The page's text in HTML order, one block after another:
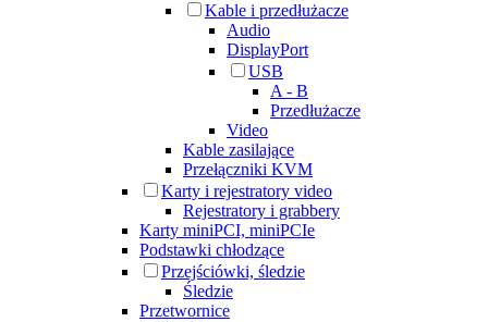
Kable i przedłużacze
Audio
DisplayPort
USB
A - B
Przedłużacze
Video
Kable zasilające
Przełączniki KVM
Karty i rejestratory video
Rejestratory i grabbery
Karty miniPCI, miniPCIe
Podstawki chłodzące
Przejściówki, śledzie
Śledzie
Przetwornice